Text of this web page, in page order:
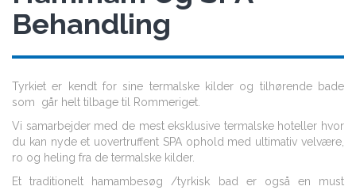
Behandling
Tyrkiet er kendt for sine termalske kilder og tilhørende bade
som går helt tilbage til Rommeriget.
Vi samarbejder med de mest eksklusive termalske hoteller hvor
du kan nyde et uovertruffent SPA ophold med ultimativ velvære,
ro og heling fra de termalske kilder.
Et traditionelt hamambesøg /tyrkisk bad er også en must